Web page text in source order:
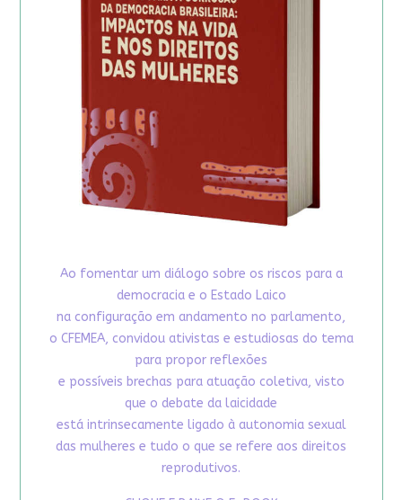
Ao fomentar um diálogo sobre os riscos para a
democracia e o Estado Laico
na configuração em andamento no parlamento,
o CFEMEA, convidou ativistas e estudiosas do tema
para propor reflexões
e possíveis brechas para atuação coletiva, visto
que o debate da laicidade
está intrinsecamente ligado à autonomia sexual
das mulheres e tudo o que se refere aos direitos
reprodutivos.